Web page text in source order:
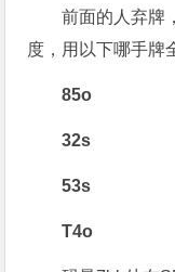
前面的人弃牌
度，用以下哪手牌
85o
32s
53s
T4o